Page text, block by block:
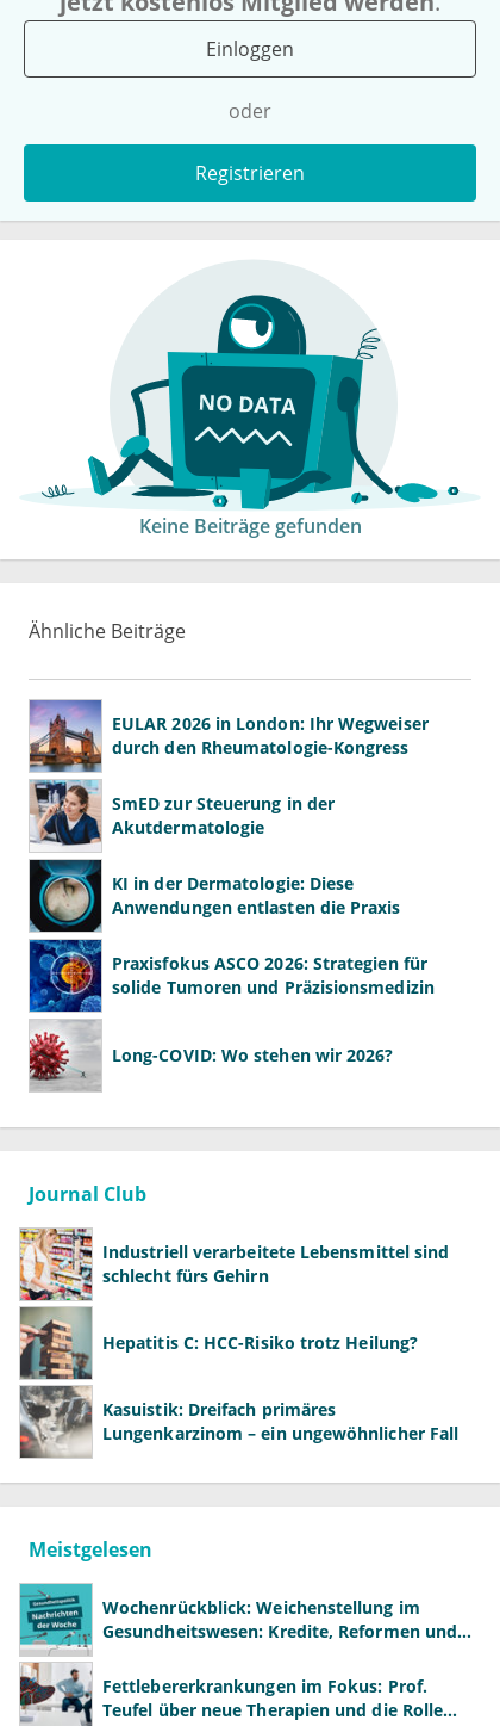
Einloggen
oder
Registrieren
Keine Beiträge gefunden
Ähnliche Beiträge
EULAR 2026 in London: Ihr Wegweiser
durch den Rheumatologie-Kongress
SmED zur Steuerung in der
Akutdermatologie
KI in der Dermatologie: Diese
Anwendungen entlasten die Praxis
Praxisfokus ASCO 2026: Strategien für
solide Tumoren und Präzisionsmedizin
Long-COVID: Wo stehen wir 2026?
Journal Club
Industriell verarbeitete Lebensmittel sind
schlecht fürs Gehirn
Hepatitis C: HCC-Risiko trotz Heilung?
Kasuistik: Dreifach primäres
Lungenkarzinom – ein ungewöhnlicher Fall
Meistgelesen
Wochenrückblick: Weichenstellung im
Gesundheitswesen: Kredite, Reformen und
Fettlebererkrankungen im Fokus: Prof.
Teufel über neue Therapien und die Rolle